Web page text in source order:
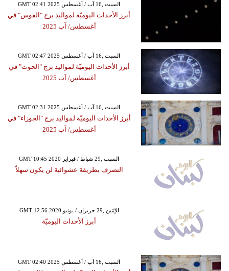
GMT 02:41 2025 السبت ,16 آب / أغسطس
أبرز الأحداث اليوميّة لمواليد برج "القوس" في
أغسطس/ آب 2025
GMT 02:47 2025 السبت ,16 آب / أغسطس
أبرز الأحداث اليوميّة لمواليد برج "الحوت" في
أغسطس/ آب 2025
GMT 02:31 2025 السبت ,16 آب / أغسطس
أبرز الأحداث اليوميّة لمواليد برج "الجوزاء" في
أغسطس/ آب 2025
GMT 10:45 2020 السبت ,29 شباط / فبراير
التصرف بطريقة عشوائية لن يكون سهلاً
GMT 12:56 2020 الإثنين ,29 حزيران / يونيو
أبرز الأحداث اليوميّة
GMT 02:40 2025 السبت ,16 آب / أغسطس